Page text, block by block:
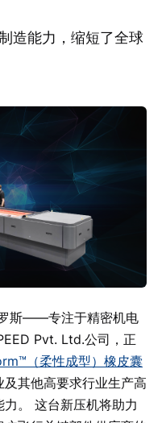
造能力，缩短了全球
斯——专注于精密机电
Pvt. Ltd.公司，正
（柔性成型）橡皮囊
其他高要求行业生产高
。 这台新压机将助力